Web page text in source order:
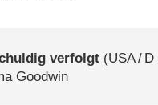
verfolgt (USA/ D
Goodwin